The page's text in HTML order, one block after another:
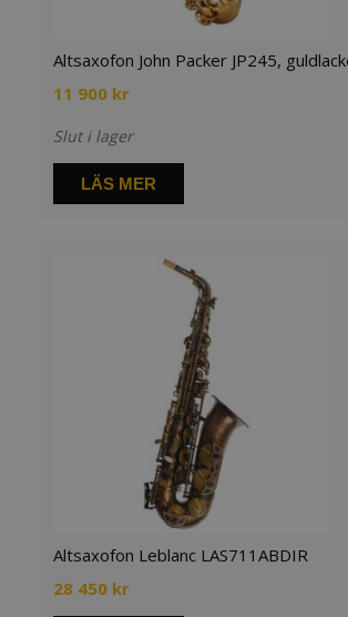
Altsaxofon John Packer JP245,
11 900 kr
Slut i lager
LÄS MER
Altsaxofon Leblanc LAS711ABDIR
28 450 kr